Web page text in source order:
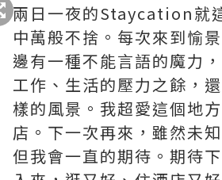
兩日一夜的Staycation就
中萬般不捨。每次來到愉
邊有一種不能言語的魔力
工作、生活的壓力之餘，
樣的風景。我超愛這個地
店。下一次再來，雖然未
但我會一直的期待。期待